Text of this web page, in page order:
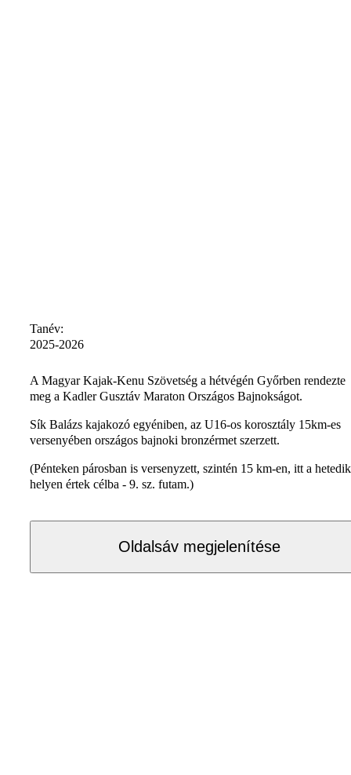
Tanév:
2025-2026
A Magyar Kajak-Kenu Szövetség a hétvégén Győrben rendezte
meg a Kadler Gusztáv Maraton Országos Bajnokságot.
Sík Balázs kajakozó egyéniben, az U16-os korosztály 15km-es
versenyében országos bajnoki bronzérmet szerzett.
(Pénteken párosban is versenyzett, szintén 15 km-en, itt a hetedik
helyen értek célba - 9. sz. futam.)
Oldalsáv megjelenítése